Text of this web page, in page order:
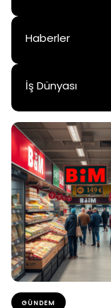
Haberler
İş Dünyası
GÜNDEM